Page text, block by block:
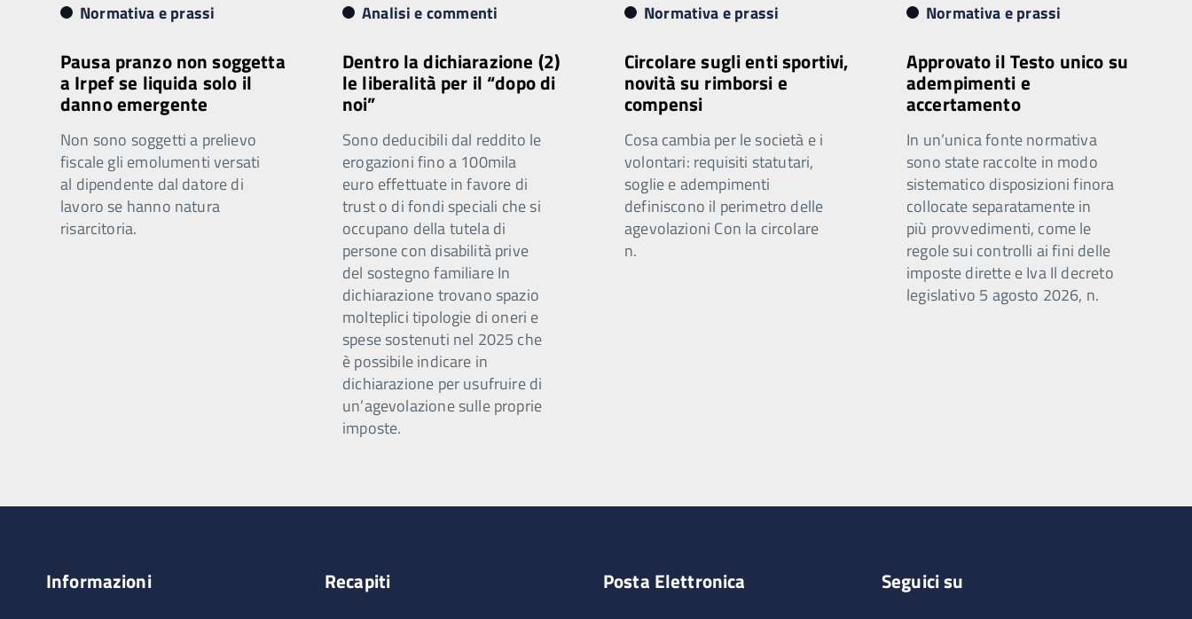
Normativa e prassi
Pausa pranzo non soggetta
a Irpef se liquida solo il
danno emergente
Non sono soggetti a prelievo
fiscale gli emolumenti versati
al dipendente dal datore di
lavoro se hanno natura
risarcitoria.
Analisi e commenti
Dentro la dichiarazione (2)
le liberalità per il “dopo di
noi”
Sono deducibili dal reddito le
erogazioni fino a 100mila
euro effettuate in favore di
trust o di fondi speciali che si
occupano della tutela di
persone con disabilità prive
del sostegno familiare In
dichiarazione trovano spazio
molteplici tipologie di oneri e
spese sostenuti nel 2025 che
è possibile indicare in
dichiarazione per usufruire di
un’agevolazione sulle proprie
imposte.
Normativa e prassi
Circolare sugli enti sportivi,
novità su rimborsi e
compensi
Cosa cambia per le società e i
volontari: requisiti statutari,
soglie e adempimenti
definiscono il perimetro delle
agevolazioni Con la circolare
n.
Normativa e prassi
Approvato il Testo unico su
adempimenti e
accertamento
In un’unica fonte normativa
sono state raccolte in modo
sistematico disposizioni finora
collocate separatamente in
più provvedimenti, come le
regole sui controlli ai fini delle
imposte dirette e Iva Il decreto
legislativo 5 agosto 2026, n.
Informazioni Recapiti Posta Elettronica Seguici su